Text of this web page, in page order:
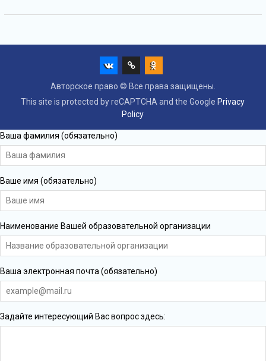
Авторское право © Все права защищены.
This site is protected by reCAPTCHA and the Google Privacy
Policy
Ваша фамилия (обязательно)
Ваше имя (обязательно)
Наименование Вашей образовательной организации
Ваша электронная почта (обязательно)
Задайте интересующий Вас вопрос здесь: